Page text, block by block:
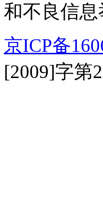
和不良信息
京ICP备
[2009]字第